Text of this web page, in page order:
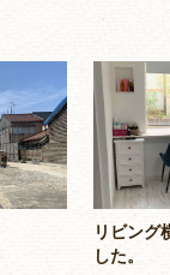
リビング
した。